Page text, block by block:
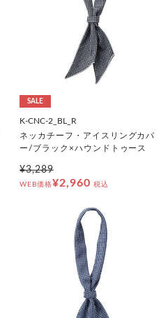
SALE
K-CNC-2_BL_R
ネッカチーフ・アイスリングカバ
ー/ブラック×ハウンドトゥース
¥3,289
WEB価格¥2,960 税込